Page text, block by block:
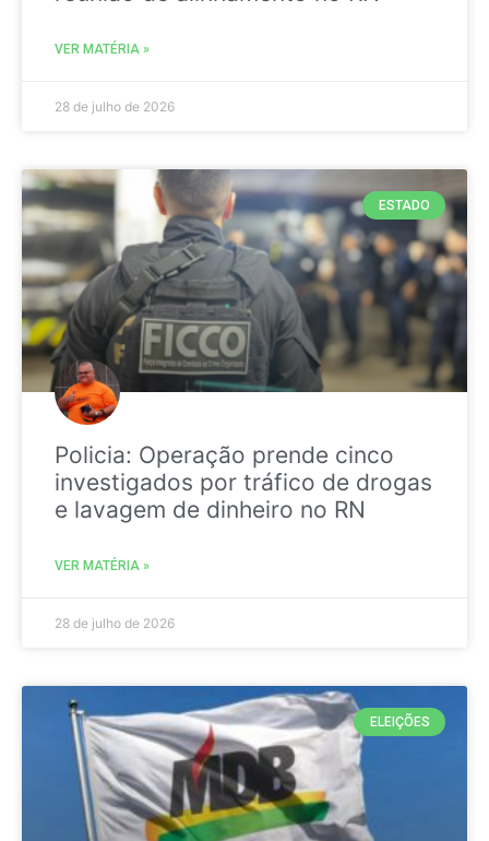
VER MATÉRIA »
28 de julho de 2026
ESTADO
Policia: Operação prende cinco
investigados por tráfico de drogas
e lavagem de dinheiro no RN
VER MATÉRIA »
28 de julho de 2026
ELEIÇÕES